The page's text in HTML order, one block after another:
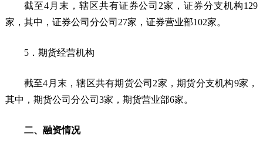
截至4月末，辖区共有证券公司2家，证券分支机构129
家，其中，证券公司分公司27家，证券营业部102家。
5．期货经营机构
截至4月末，辖区共有期货公司2家，期货分支机构9家，
其中，期货公司分公司3家，期货营业部6家。
二、融资情况